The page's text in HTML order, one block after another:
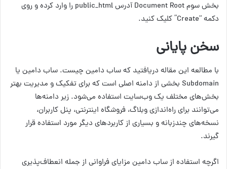
بخش سوم Document Root آدرس public_html را وارد کرده و روی
دکمه “Create” کلیک کنید.
سخن پایانی
با مطالعه این مقاله دریافتید که ساب دامین چیست. ساب دامین یا
Subdomain بخشی از دامنه اصلی است که برای تفکیک و مدیریت بهتر
بخش‌های مختلف یک وب‌سایت استفاده می‌شود. زیر دامنه‌ها
می‌توانند برای راه‌اندازی وبلاگ، فروشگاه اینترنتی، پنل کاربران،
نسخه‌های چندزبانه و بسیاری از کاربردهای دیگر مورد استفاده قرار
گیرند.
اگرچه استفاده از ساب دامین مزایای فراوانی از جمله انعطاف‌پذیری